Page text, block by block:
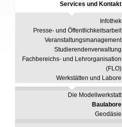
Services und Kontakt
Infothek
Presse- und Öffentlichkeitsarbeit
Veranstaltungsmanagement
Studierendenverwaltung
Fachbereichs- und Lehrorganisation
(FLO)
Werkstätten und Labore
Die Modellwerkstatt
Baulabore
Geodäsie